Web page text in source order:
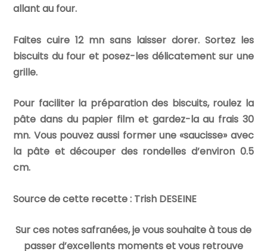
allant au four.
Faites cuire 12 mn sans laisser dorer. Sortez les
biscuits du four et posez-les délicatement sur une
grille.
Pour faciliter la préparation des biscuits, roulez la
pâte dans du papier film et gardez-la au frais 30
mn. Vous pouvez aussi former une«saucisse» avec
la pâte et découper des rondelles d’environ 0.5
cm.
Source de cette recette : Trish DESEINE
Sur ces notes safranées, je vous souhaite à tous de
passer d’excellents moments et vous retrouve